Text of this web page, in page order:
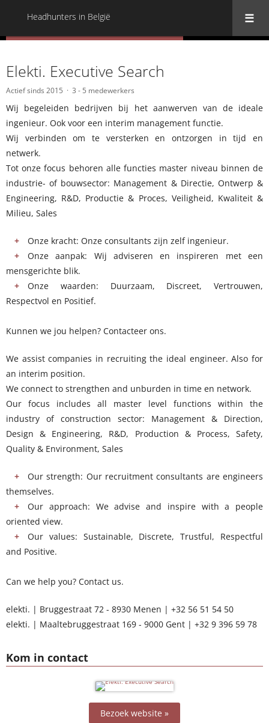
Headhunters in België
Kom in contact
Bezoek website »
Elekti. Executive Search
Actief sinds 2015 3 - 5 medewerkers
Wij begeleiden bedrijven bij het aanwerven van de ideale
ingenieur. Ook voor een interim management functie.
Wij verbinden om te versterken en ontzorgen in tijd en
netwerk.
Tot onze focus behoren alle functies master niveau binnen de
industrie- of bouwsector: Management & Directie, Ontwerp &
Engineering, R&D, Productie & Proces, Veiligheid, Kwaliteit &
Milieu, Sales
Onze kracht: Onze consultants zijn zelf ingenieur.
Onze aanpak: Wij adviseren en inspireren met een
mensgerichte blik.
Onze waarden: Duurzaam, Discreet, Vertrouwen,
Respectvol en Positief.
Kunnen we jou helpen? Contacteer ons.
We assist companies in recruiting the ideal engineer. Also for
an interim position.
We connect to strengthen and unburden in time en network.
Our focus includes all master level functions within the
industry of construction sector: Management & Direction,
Design & Engineering, R&D, Production & Process, Safety,
Quality & Environment, Sales
Our strength: Our recruitment consultants are engineers
themselves.
Our approach: We advise and inspire with a people
oriented view.
Our values: Sustainable, Discrete, Trustful, Respectful
and Positive.
Can we help you? Contact us.
elekti. | Bruggestraat 72 - 8930 Menen | +32 56 51 54 50
elekti. | Maaltebruggestraat 169 - 9000 Gent | +32 9 396 59 78